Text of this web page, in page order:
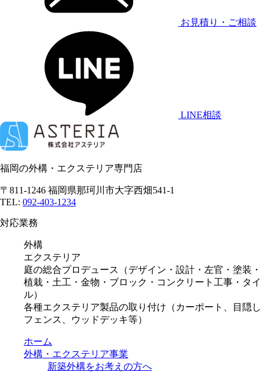
お見積り・ご相談
LINE相談
福岡の外構・エクステリア専門店
〒811-1246 福岡県那珂川市大字西畑541-1
TEL: 092-403-1234
対応業務
外構
エクステリア
庭の総合プロデュース（デザイン・設計・左官・塗装・
植栽・土工・金物・ブロック・コンクリート工事・タイ
ル）
各種エクステリア製品の取り付け（カーポート、目隠し
フェンス、ウッドデッキ等）
ホーム
外構・エクステリア事業
新築外構をお考えの方へ